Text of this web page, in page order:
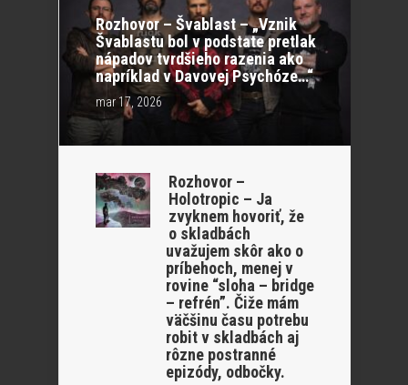
Rozhovor – Švablast – „Vznik
Švablastu bol v podstate pretlak
nápadov tvrdšieho razenia ako
napríklad v Davovej Psychóze…“
mar 17, 2026
Rozhovor –
Holotropic – Ja
zvyknem hovoriť, že
o skladbách
uvažujem skôr ako o
príbehoch, menej v
rovine “sloha – bridge
– refrén”. Čiže mám
väčšinu času potrebu
robit v skladbách aj
rôzne postranné
epizódy, odbočky.